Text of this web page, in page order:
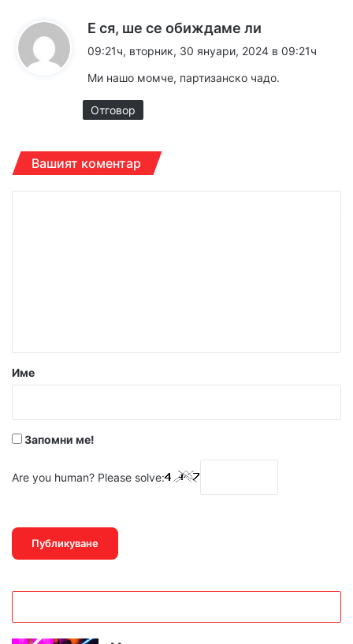
Е ся, ше се обиждаме ли
а
а
09:21ч, вторник, 30 януари, 2024 в 09:21ч
Ми нашо момче, партизанско чадо.
Отговор
Вашият коментар
р
Име
Запомни ме!
Are you human? Please solve: